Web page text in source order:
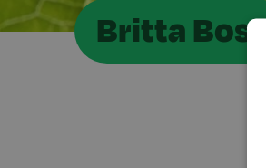
Britta Bost